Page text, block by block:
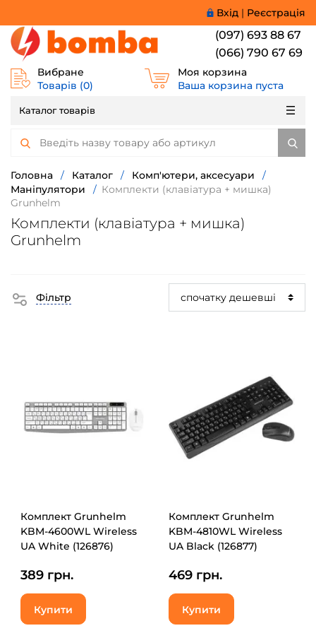
Вхід | Реєстрація
(097) 693 88 67
(066) 790 67 69
Вибране
Товарів (0)
Моя корзина
Ваша корзина пуста
Каталог товарів
Головна / Каталог / Комп'ютери, аксесуари
/
Маніпулятори
/ Комплекти (клавіатура + мишка)
Grunhelm
Комплекти (клавіатура + мишка)
Grunhelm
Фільтр
Комплект Grunhelm
KBM-4600WL Wireless
UA White (126876)
389 грн.
Купити
Комплект Grunhelm
KBM-4810WL Wireless
UA Black (126877)
469 грн.
Купити